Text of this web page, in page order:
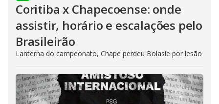
Coritiba x Chapecoense: onde
assistir, horário e escalações pelo
Brasileirão
Lanterna do campeonato, Chape perdeu Bolasie por lesão